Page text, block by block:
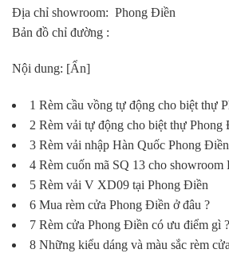
Địa chỉ showroom: Phong Điền
Bản đồ chỉ đường :
Nội dung: [Ẩn]
1 Rèm cầu vồng tự động cho biệt thự
2 Rèm vải tự động cho biệt thự Phong
3 Rèm vải nhập Hàn Quốc Phong Điền
4 Rèm cuốn mã SQ 13 cho showroom
5 Rèm vải V XD09 tại Phong Điền
6 Mua rèm cửa Phong Điền ở đâu ?
7 Rèm cửa Phong Điền có ưu điểm gì ?
8 Những kiểu dáng và màu sắc rèm